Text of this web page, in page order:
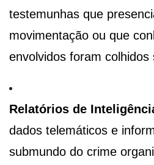
testemunhas que
movimentação ou que
envolvidos foram colhidos
Relatórios de
dados telemáticos e
submundo do crime